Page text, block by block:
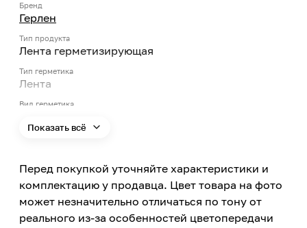
Бренд
Герлен
Тип продукта
Лента герметизирующая
Тип герметика
Лента
Вид герметика
Минимальный срок службы
25
Россия
Показать всё
Перед покупкой уточняйте характеристики и
комплектацию у продавца. Цвет товара на фото
может незначительно отличаться по тону от
реального из-за особенностей цветопередачи